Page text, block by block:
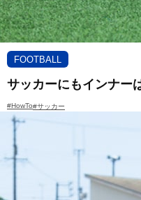
FOOTBALL
サッカーにもインナー
#HowTo#サッカー